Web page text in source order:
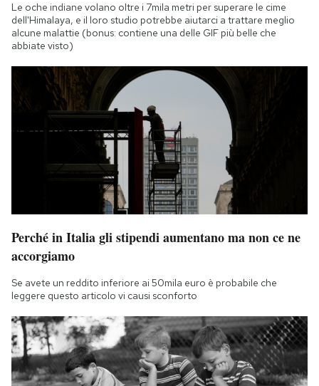
Le oche indiane volano oltre i 7mila metri per superare le cime
dell'Himalaya, e il loro studio potrebbe aiutarci a trattare meglio
alcune malattie (bonus: contiene una delle GIF più belle che
abbiate visto)
Perché in Italia gli stipendi aumentano ma non ce ne
accorgiamo
Se avete un reddito inferiore ai 50mila euro è probabile che
leggere questo articolo vi causi sconforto